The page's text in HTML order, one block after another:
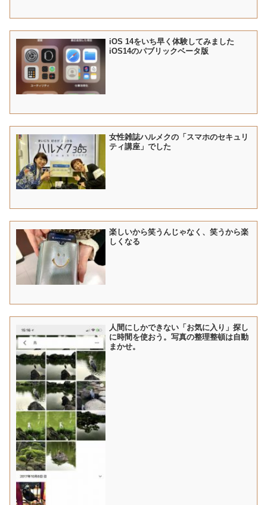
iOS 14をいち早く体験してみました
iOS14のパブリックベータ版
女性雑誌ハルメクの「スマホのセキュリ
ティ講座」でした
楽しいから笑うんじゃなく、笑うから楽
しくなる
人間にしかできない「お気に入り」探し
に時間を使おう。写真の整理整頓は自動
まかせ。